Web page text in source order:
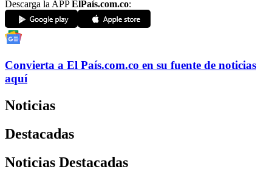
Descarga la APPElPaís.com.co:
Convierta a El País.com.co en su fuente de noticias
aquí
Noticias
Destacadas
Noticias Destacadas